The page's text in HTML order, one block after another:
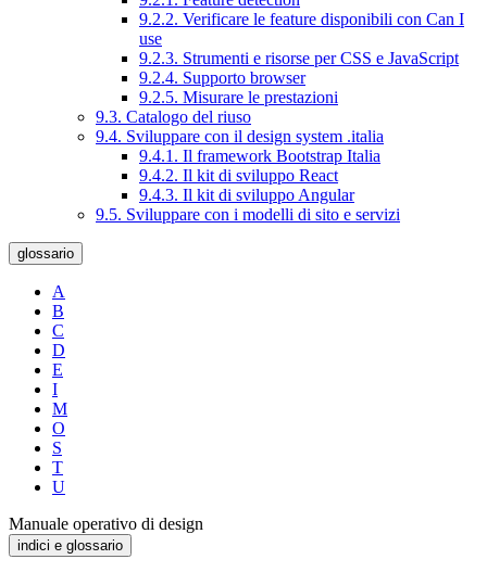
9.2.2. Verificare le feature disponibili con Can I
use
9.2.3. Strumenti e risorse per CSS e JavaScript
9.2.4. Supporto browser
9.2.5. Misurare le prestazioni
9.3. Catalogo del riuso
9.4. Sviluppare con il design system .italia
9.4.1. Il framework Bootstrap Italia
9.4.2. Il kit di sviluppo React
9.4.3. Il kit di sviluppo Angular
9.5. Sviluppare con i modelli di sito e servizi
glossario
A
B
C
D
E
I
M
O
S
T
U
Manuale operativo di design
indici e glossario